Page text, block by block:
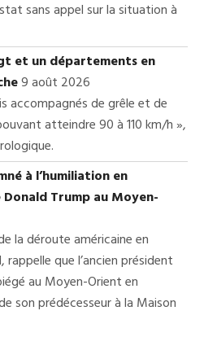
sans appel sur la situation à
et un départements en
9 août 2026
accompagnés de grêle et de
atteindre 90 à 110 km/h »,
à l’humiliation en
Trump au Moyen-
la déroute américaine en
que l’ancien président
au Moyen-Orient en
son prédécesseur à la Maison